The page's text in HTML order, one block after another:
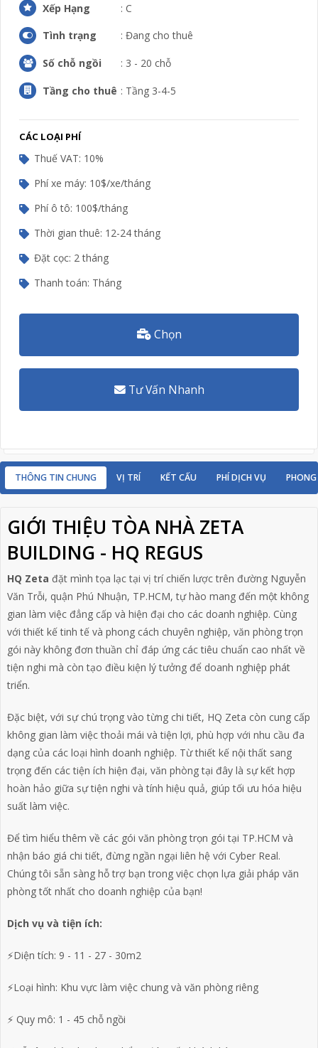
Xếp Hạng : C
Tình trạng : Đang cho thuê
Số chỗ ngồi : 3 - 20 chỗ
Tầng cho thuê : Tầng 3-4-5
CÁC LOẠI PHÍ
Thuế VAT: 10%
Phí xe máy: 10$/xe/tháng
Phí ô tô: 100$/tháng
Thời gian thuê: 12-24 tháng
Đặt cọc: 2 tháng
Thanh toán: Tháng
Chọn
Tư Vấn Nhanh
THÔNG TIN CHUNG VỊ TRÍ KẾT CẤU PHÍ DỊCH VỤ
GIỚI THIỆU TÒA NHÀ ZETA
BUILDING - HQ REGUS
HQ Zeta đặt mình tọa lạc tại vị trí chiến lược trên đường Nguyễn
Văn Trỗi, quận Phú Nhuận, TP.HCM, tự hào mang đến một không
gian làm việc đẳng cấp và hiện đại cho các doanh nghiệp. Cùng
với thiết kế tinh tế và phong cách chuyên nghiệp, văn phòng trọn
gói này không đơn thuần chỉ đáp ứng các tiêu chuẩn cao nhất về
tiện nghi mà còn tạo điều kiện lý tưởng để doanh nghiệp phát
triển.
Đặc biệt, với sự chú trọng vào từng chi tiết, HQ Zeta còn cung cấp
không gian làm việc thoải mái và tiện lợi, phù hợp với nhu cầu đa
dạng của các loại hình doanh nghiệp. Từ thiết kế nội thất sang
trọng đến các tiện ích hiện đại, văn phòng tại đây là sự kết hợp
hoàn hảo giữa sự tiện nghi và tính hiệu quả, giúp tối ưu hóa hiệu
suất làm việc.
Để tìm hiểu thêm về các gói văn phòng trọn gói tại TP.HCM và
nhận báo giá chi tiết, đừng ngần ngại liên hệ với Cyber Real.
Chúng tôi sẵn sàng hỗ trợ bạn trong việc chọn lựa giải pháp văn
phòng tốt nhất cho doanh nghiệp của bạn!
Dịch vụ và tiện ích:
⚡Diện tích: 9 - 11 - 27 - 30m2
⚡Loại hình: Khu vực làm việc chung và văn phòng riêng
⚡ Quy mô: 1 - 45 chỗ ngồi